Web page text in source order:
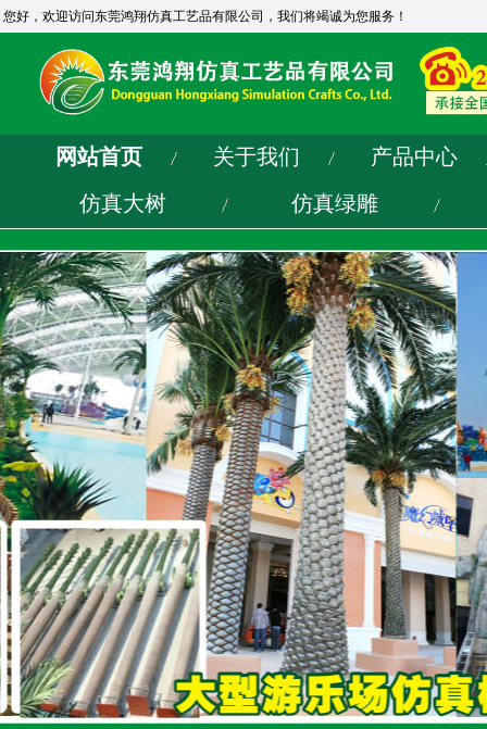
您好，欢迎访问东莞鸿翔仿真工艺品有限公司，我们将竭诚为您服务！
网站首页 关于我们
产品中心
仿真大树
仿真绿雕